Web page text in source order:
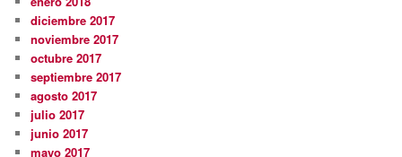
diciembre 2017
noviembre 2017
octubre 2017
septiembre 2017
agosto 2017
julio 2017
junio 2017
mayo 2017